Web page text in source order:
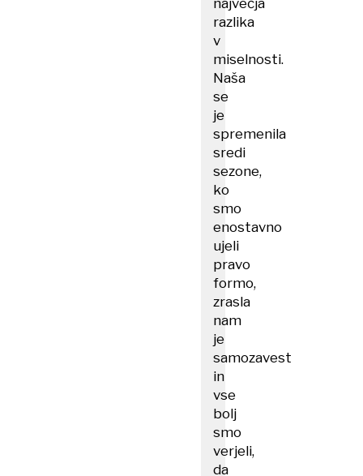
največja
razlika
v
miselnosti.
Naša
se
je
spremenila
sredi
sezone,
ko
smo
enostavno
ujeli
pravo
formo,
zrasla
nam
je
samozavest
in
vse
bolj
smo
verjeli,
da